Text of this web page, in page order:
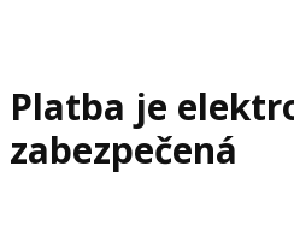
Platba je
zabezpečená